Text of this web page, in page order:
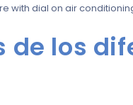
with dial on air
de los